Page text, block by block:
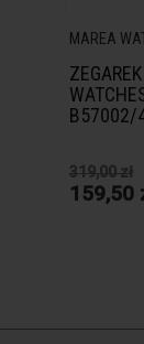
MAREA
B57002/
319,00 zł
159,50